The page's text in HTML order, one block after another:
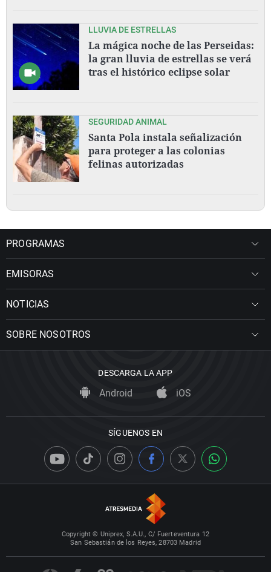
LLUVIA DE ESTRELLAS
La mágica noche de las Perseidas:
la gran lluvia de estrellas se verá
tras el histórico eclipse solar
SEGURIDAD ANIMAL
Santa Pola instala señalización
para proteger a las colonias
felinas autorizadas
PROGRAMAS
EMISORAS
NOTICIAS
SOBRE NOSOTROS
DESCARGA LA APP
Android iOS
SÍGUENOS EN
Copyright © Uniprex, S.A.U., C/ Fuerteventura 12
San Sebastián de los Reyes, 28703 Madrid